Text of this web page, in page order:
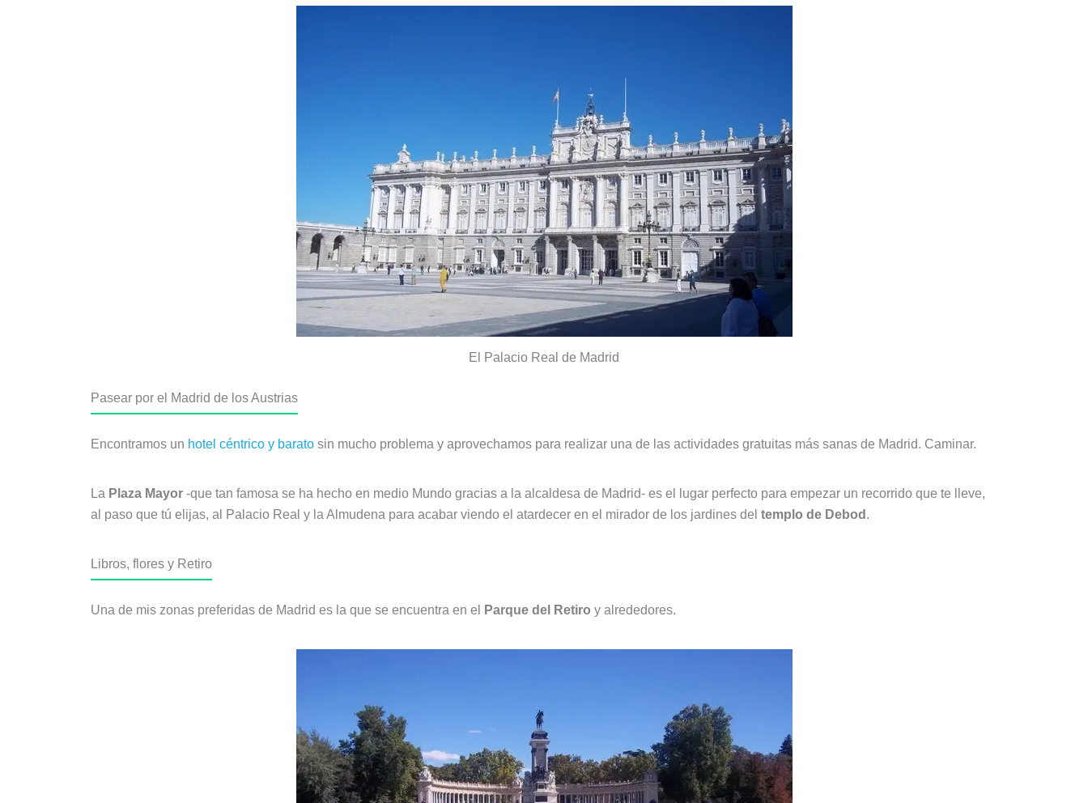
El Palacio Real de Madrid
Pasear por el Madrid de los Austrias
Encontramos un hotel céntrico y barato sin mucho problema y aprovechamos para realizar una de las actividades gratuitas más sanas de Madrid. Caminar.
La Plaza Mayor -que tan famosa se ha hecho en medio Mundo gracias a la alcaldesa de Madrid- es el lugar perfecto para empezar un recorrido que te lleve,
al paso que tú elijas, al Palacio Real y la Almudena para acabar viendo el atardecer en el mirador de los jardines del templo de Debod .
Libros, flores y Retiro
Una de mis zonas preferidas de Madrid es la que se encuentra en el Parque del Retiro y alrededores.